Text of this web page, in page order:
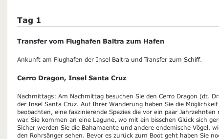
Tag 1
Transfer vom Flughafen Baltra zum Hafen
Ankunft am Flughafen der Insel Baltra und Transfer zum Schiff.
Cerro Dragon, Insel Santa Cruz
Nachmittags: Am Nachmittag besuchen Sie den Cerro Dragon (dt.
der Insel Santa Cruz. Auf Ihrer Wanderung haben Sie die
beobachten, eine faszinierende Spezies die vor ein paar
war. Sie kommen an eine Lagune, wo mit ein bisschen Glück sich
Sicher werden Sie die Bahamaente und andere endemische Vögel,
den Rohrsänger sehen. Bevor es zurück zum Boot geht haben Sie